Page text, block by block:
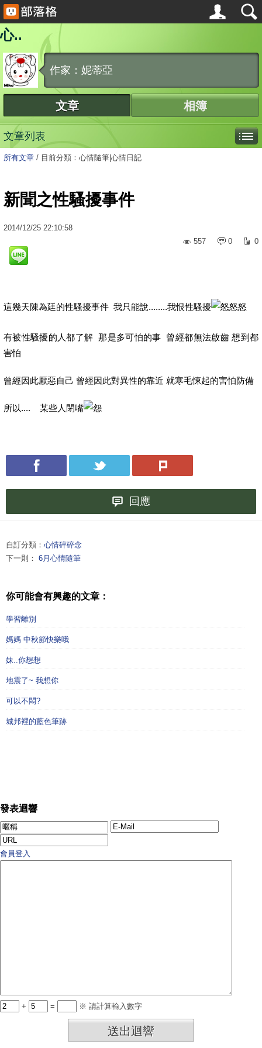
心..
作家：妮蒂亞
文章 相簿
文章列表
所有文章 / 目前分類：心情隨筆|心情日記
新聞之性騷擾事件
2014/12/25 22:10:58
557
0 0
這幾天陳為廷的性騷擾事件 我只能說........我恨性騷擾
有被性騷擾的人都了解 那是多可怕的事 曾經都無法啟齒 想到都
害怕
曾經因此厭惡自己 曾經因此對異性的靠近 就寒毛悚起的害怕防備
所以.... 某些人閉嘴
回應
自訂分類： 心情碎碎念
下一則： 6月心情隨筆
你可能會有興趣的文章：
學習離別
媽媽 中秋節快樂哦
妹..你想想
地震了~ 我想你
可以不悶?
城邦裡的藍色筆跡
發表迴響
會員登入
+ = ※ 請計算輸入數字
送出迴響